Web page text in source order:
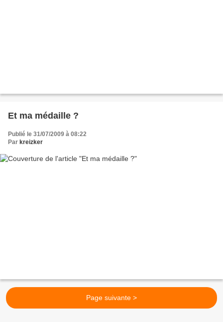
Et ma médaille ?
Publié le 31/07/2009 à 08:22
Par kreizker
Page suivante >